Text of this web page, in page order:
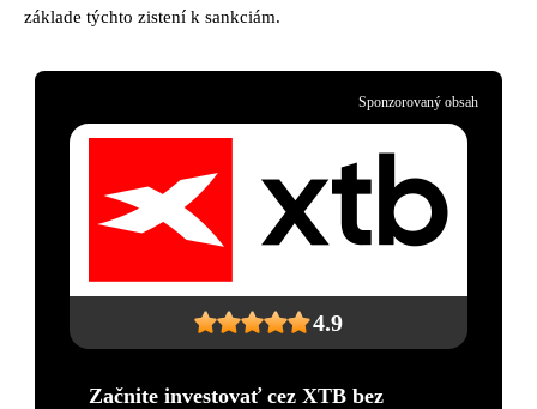
základe týchto zistení k sankciám.
4.9
Začnite investovať cez XTB bez
Sponzorovaný obsah